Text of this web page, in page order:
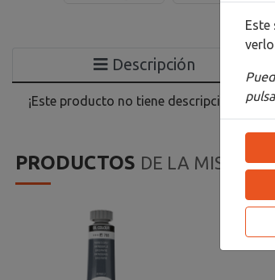
Descripción
¡Este producto no tiene descripción!
PRODUCTOS DE LA MISMA
Este